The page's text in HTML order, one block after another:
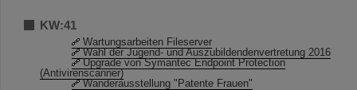
KW:41
Wartungsarbeiten Fileserver
Wahl der Jugend- und Auszubildendenvertretung 2016
Upgrade von Symantec Endpoint Protection
(Antivirenscanner)
Wanderausstellung "Patente Frauen"